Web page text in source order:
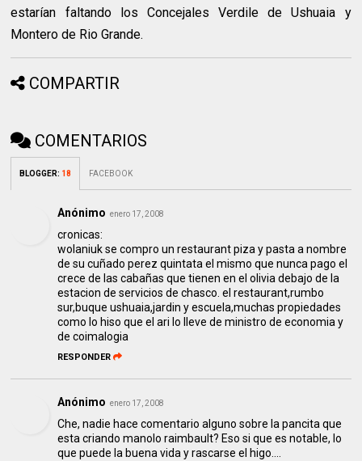
estarían faltando los Concejales Verdile de Ushuaia y
Montero de Rio Grande.
COMPARTIR
COMENTARIOS
BLOGGER: 18 FACEBOOK
Anónimo enero 17, 2008
cronicas:
wolaniuk se compro un restaurant piza y pasta a nombre
de su cuñado perez quintata el mismo que nunca pago el
crece de las cabañas que tienen en el olivia debajo de la
estacion de servicios de chasco. el restaurant,rumbo
sur,buque ushuaia,jardin y escuela,muchas propiedades
como lo hiso que el ari lo lleve de ministro de economia y
de coimalogia
RESPONDER
Anónimo enero 17, 2008
Che, nadie hace comentario alguno sobre la pancita que
esta criando manolo raimbault? Eso si que es notable, lo
que puede la buena vida y rascarse el higo....